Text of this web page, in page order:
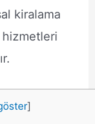
kiralama
hizmetleri
]